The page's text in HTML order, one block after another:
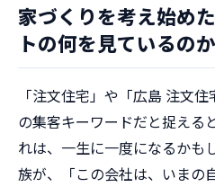
家づくりを考え始め
トの何を見ているのか
「注文住宅」や「広島 注文
の集客キーワードだと捉える
れは、一生に一度になるかも
族が、「この会社は、いまの